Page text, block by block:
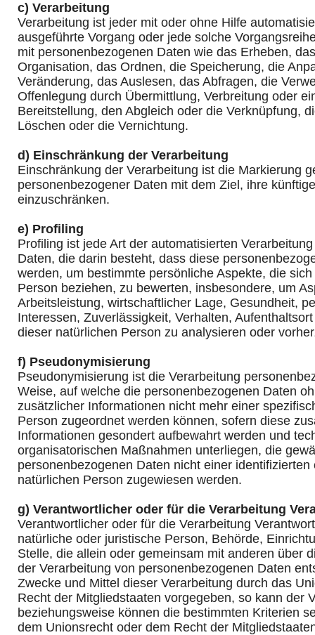
c) Verarbeitung
Verarbeitung ist jeder mit oder ohne Hilfe
ausgeführte Vorgang oder jede solche
mit personenbezogenen Daten wie das Erheben,
Organisation, das Ordnen, die Speicherung, die
Veränderung, das Auslesen, das Abfragen, die
Offenlegung durch Übermittlung, Verbreitung oder
Bereitstellung, den Abgleich oder die Verknüpfung,
Löschen oder die Vernichtung.
d) Einschränkung der Verarbeitung
Einschränkung der Verarbeitung ist die Markierung
personenbezogener Daten mit dem Ziel, ihre
einzuschränken.
e) Profiling
Profiling ist jede Art der automatisierten
Daten, die darin besteht, dass diese
werden, um bestimmte persönliche Aspekte, die
Person beziehen, zu bewerten, insbesondere, um
Arbeitsleistung, wirtschaftlicher Lage, Gesundheit,
Interessen, Zuverlässigkeit, Verhalten,
dieser natürlichen Person zu analysieren oder
f) Pseudonymisierung
Pseudonymisierung ist die Verarbeitung
Weise, auf welche die personenbezogenen Daten
zusätzlicher Informationen nicht mehr einer
Person zugeordnet werden können, sofern diese
Informationen gesondert aufbewahrt werden und
organisatorischen Maßnahmen unterliegen, die
personenbezogenen Daten nicht einer
natürlichen Person zugewiesen werden.
g) Verantwortlicher oder für die Verarbeitung
Verantwortlicher oder für die Verarbeitung
natürliche oder juristische Person, Behörde,
Stelle, die allein oder gemeinsam mit anderen über
der Verarbeitung von personenbezogenen Daten
Zwecke und Mittel dieser Verarbeitung durch das
Recht der Mitgliedstaaten vorgegeben, so kann der
beziehungsweise können die bestimmten Kriterien
dem Unionsrecht oder dem Recht der